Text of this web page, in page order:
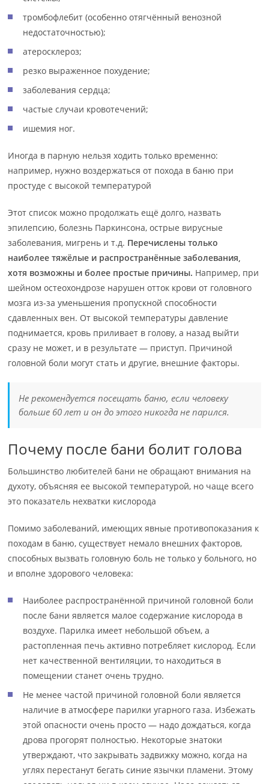
тромбофлебит (особенно отягчённый венозной
недостаточностью);
атеросклероз;
резко выраженное похудение;
заболевания сердца;
частые случаи кровотечений;
ишемия ног.
Иногда в парную нельзя ходить только временно:
например, нужно воздержаться от похода в баню при
простуде с высокой температурой
Этот список можно продолжать ещё долго, назвать
эпилепсию, болезнь Паркинсона, острые вирусные
заболевания, мигрень и т.д. Перечислены только
наиболее тяжёлые и распространённые заболевания,
хотя возможны и более простые причины. Например, при
шейном остеохондрозе нарушен отток крови от головного
мозга из-за уменьшения пропускной способности
сдавленных вен. От высокой температуры давление
поднимается, кровь приливает в голову, а назад выйти
сразу не может, и в результате — приступ. Причиной
головной боли могут стать и другие, внешние факторы.
Не рекомендуется посещать баню, если человеку
больше 60 лет и он до этого никогда не парился.
Почему после бани болит голова
Большинство любителей бани не обращают внимания на
духоту, объясняя ее высокой температурой, но чаще всего
это показатель нехватки кислорода
Помимо заболеваний, имеющих явные противопоказания к
походам в баню, существует немало внешних факторов,
способных вызвать головную боль не только у больного, но
и вполне здорового человека:
Наиболее распространённой причиной головной боли
после бани является малое содержание кислорода в
воздухе. Парилка имеет небольшой объем, а
растопленная печь активно потребляет кислород. Если
нет качественной вентиляции, то находиться в
помещении станет очень трудно.
Не менее частой причиной головной боли является
наличие в атмосфере парилки угарного газа. Избежать
этой опасности очень просто — надо дождаться, когда
дрова прогорят полностью. Некоторые знатоки
утверждают, что закрывать задвижку можно, когда на
углях перестанут бегать синие язычки пламени. Этому